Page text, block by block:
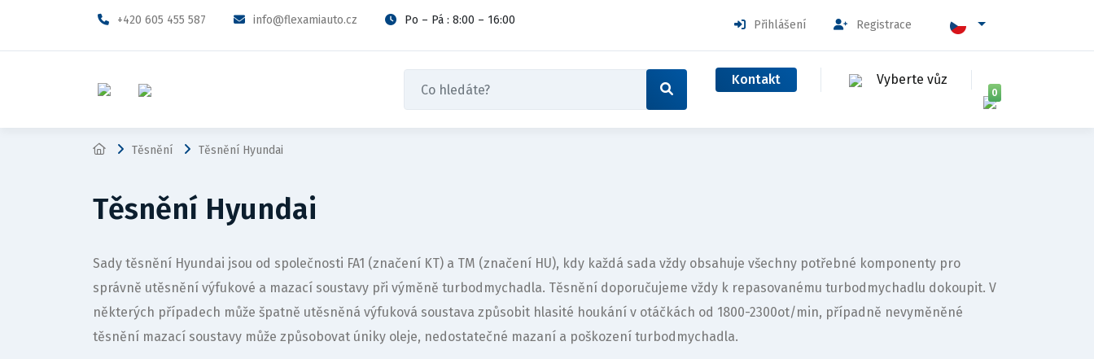
+420 605 455 587 info@flexamiauto.cz Po – Pá : 8:00 – 16:00 Přihlášení Registrace
Kontakt Vyberte vůz
0
Těsnění Těsnění Hyundai
Těsnění Hyundai
Sady těsnění Hyundai jsou od společnosti FA1 (značení KT) a TM (značení HU), kdy každá sada vždy obsahuje všechny potřebné komponenty pro
správně utěsnění výfukové a mazací soustavy při výměně turbodmychadla. Těsnění doporučujeme vždy k repasovanému turbodmychadlu dokoupit. V
některých případech může špatně utěsněná výfuková soustava způsobit hlasité houkání v otáčkách od 1800-2300ot/min, případně nevyměněné
těsnění mazací soustavy může způsobovat úniky oleje, nedostatečné mazaní a poškození turbodmychadla.